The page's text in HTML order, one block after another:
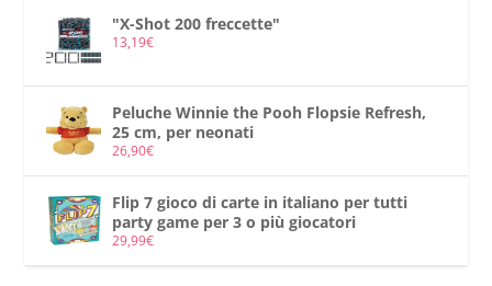
"X-Shot 200 freccette"
13,19€
Peluche Winnie the Pooh Flopsie Refresh,
25 cm, per neonati
26,90€
Flip 7 gioco di carte in italiano per tutti
party game per 3 o più giocatori
29,99€